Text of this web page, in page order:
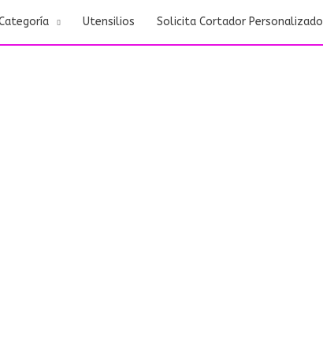
Utensilios Solicita Cortador Personalizado